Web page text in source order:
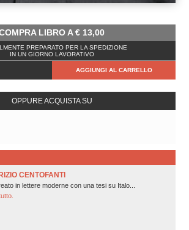
LIBRO A€ 13,00
PREPARATO PER LA SPEDIZIONE
IN UN GIORNO LAVORATIVO
AGGIUNGI AL CARRELLO
OPPURE ACQUISTA SU
CENTOFANTI
in lettere moderne con una tesi su Italo...